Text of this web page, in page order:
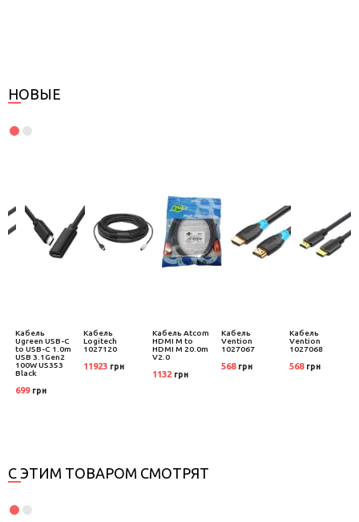
НОВЫЕ
Кабель
Ugreen USB-C
to USB-C 1.0m
USB 3.1Gen2
100W US353
Black
699 грн
Кабель
Logitech
1027120
11923 грн
Кабель Atcom
HDMI M to
HDMI M 20.0m
V2.0
1132 грн
Кабель
Vention
1027067
568 грн
Кабель
Vention
1027068
568 грн
С ЭТИМ ТОВАРОМ СМОТРЯТ